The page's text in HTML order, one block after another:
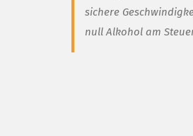
sichere
null Alkohol am